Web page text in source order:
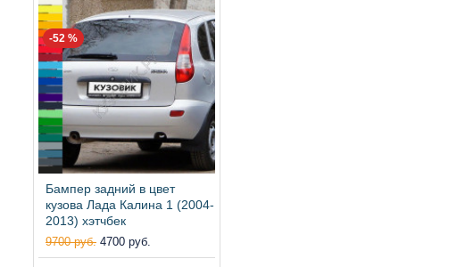
-52 %
Бампер задний в цвет
кузова Лада Калина 1 (2004-
2013) хэтчбек
9700 руб. 4700 руб.